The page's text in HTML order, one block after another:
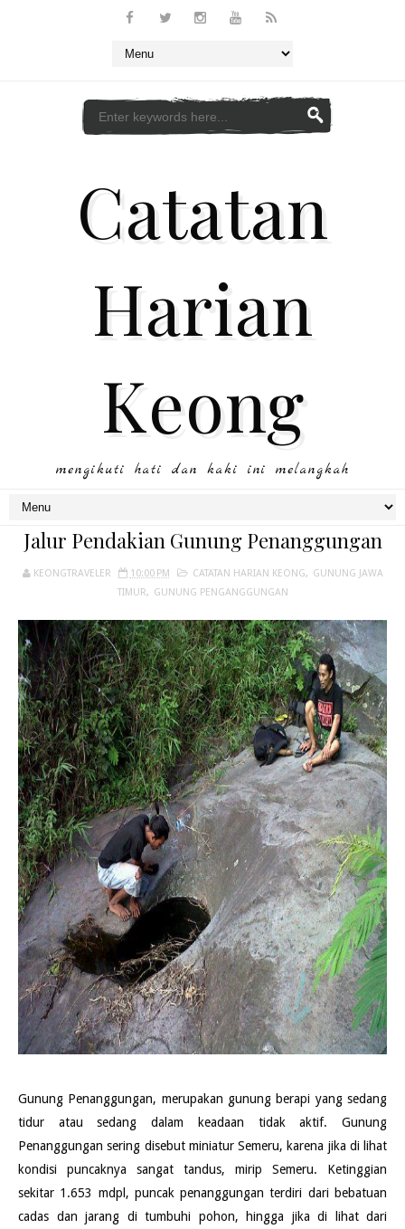
Catatan
Harian
Keong
mengikuti hati dan kaki ini melangkah
Jalur Pendakian Gunung Penanggungan
KEONGTRAVELER 10:00 PM CATATAN HARIAN KEONG, GUNUNG JAWA
TIMUR, GUNUNG PENGANGGUNGAN
Gunung Penanggungan, merupakan gunung berapi yang sedang
tidur atau sedang dalam keadaan tidak aktif. Gunung
Penanggungan sering disebut miniatur Semeru, karena jika di lihat
kondisi puncaknya sangat tandus, mirip Semeru. Ketinggian
sekitar 1.653 mdpl, puncak penanggungan terdiri dari bebatuan
cadas dan jarang di tumbuhi pohon, hingga jika di lihat dari